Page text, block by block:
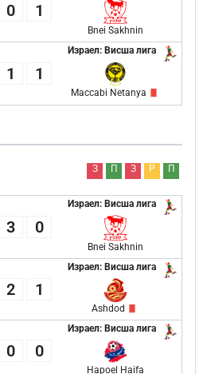
0 1
Bnei Sakhnin
Израел: Висша лига
1 1
Maccabi Netanya
З П З Р П
Израел: Висша лига
3 0
Bnei Sakhnin
Израел: Висша лига
2 1
Ashdod
Израел: Висша лига
0 0
Hapoel Haifa